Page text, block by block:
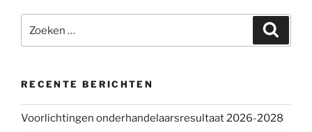
naar:
RECENTE BERICHTEN
Voorlichtingen onderhandelaarsresultaat 2026-2028